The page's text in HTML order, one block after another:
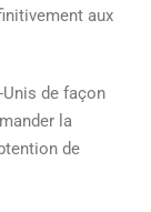
aux
de façon
la
de